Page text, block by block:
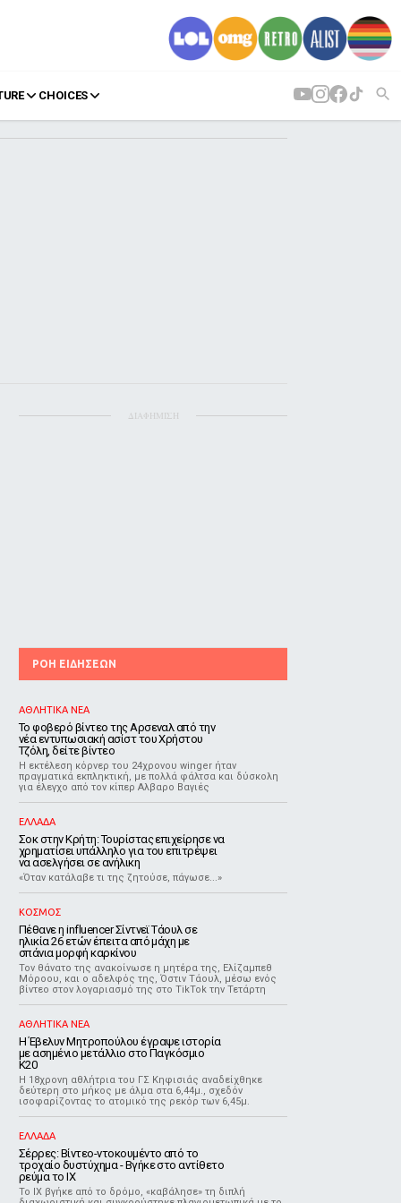
CHOICES
ΔΙΑΦΗΜΙΣΗ
ΡΟΗ ΕΙΔΗΣΕΩΝ
ΑΘΛΗΤΙΚΑ ΝΕΑ
Το φοβερό βίντεο της Αρσεναλ από την
νέα εντυπωσιακή ασίστ του Χρήστου
Τζόλη, δείτε βίντεο
Η εκτέλεση κόρνερ του 24χρονου winger ήταν
πραγματικά εκπληκτική, με πολλά φάλτσα και δύσκολη
για έλεγχο από τον κίπερ Αλβαρο Βαγιές
ΕΛΛΑΔΑ
Σοκ στην Κρήτη: Τουρίστας επιχείρησε να
χρηματίσει υπάλληλο για του επιτρέψει
να ασελγήσει σε ανήλικη
«Όταν κατάλαβε τι της ζητούσε, πάγωσε...»
ΚΟΣΜΟΣ
Πέθανε η influencer Σίντνεϊ Τάουλ σε
ηλικία 26 ετών έπειτα από μάχη με
σπάνια μορφή καρκίνου
Τον θάνατο της ανακοίνωσε η μητέρα της, Ελίζαμπεθ
Μόροου, και ο αδελφός της, Όστιν Τάουλ, μέσω ενός
βίντεο στον λογαριασμό της στο TikTok την Τετάρτη
ΑΘΛΗΤΙΚΑ ΝΕΑ
Η Έβελυν Μητροπούλου έγραψε ιστορία
με ασημένιο μετάλλιο στο Παγκόσμιο
Κ20
Η 18χρονη αθλήτρια του ΓΣ Κηφισιάς αναδείχθηκε
δεύτερη στο μήκος με άλμα στα 6,44μ., σχεδόν
ισοφαρίζοντας το ατομικό της ρεκόρ των 6,45μ.
ΕΛΛΑΔΑ
Σέρρες: Βίντεο-ντοκουμέντο από το
τροχαίο δυστύχημα - Βγήκε στο αντίθετο
ρεύμα το ΙΧ
Το ΙΧ βγήκε από το δρόμο, «καβάλησε» τη διπλή